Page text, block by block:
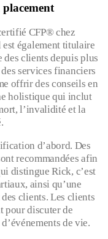
CFP® chez
également titulaire
des clients depuis plus
services financiers
offrir des conseils en
holistique qui inclut
l’invalidité et la
d’abord. Des
recommandées afin
distingue Rick, c’est
ainsi qu’une
clients. Les clients
pour discuter de
de vie.